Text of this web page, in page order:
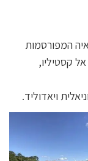
המפורסמות
קסטיליו,
ויאדוליד.